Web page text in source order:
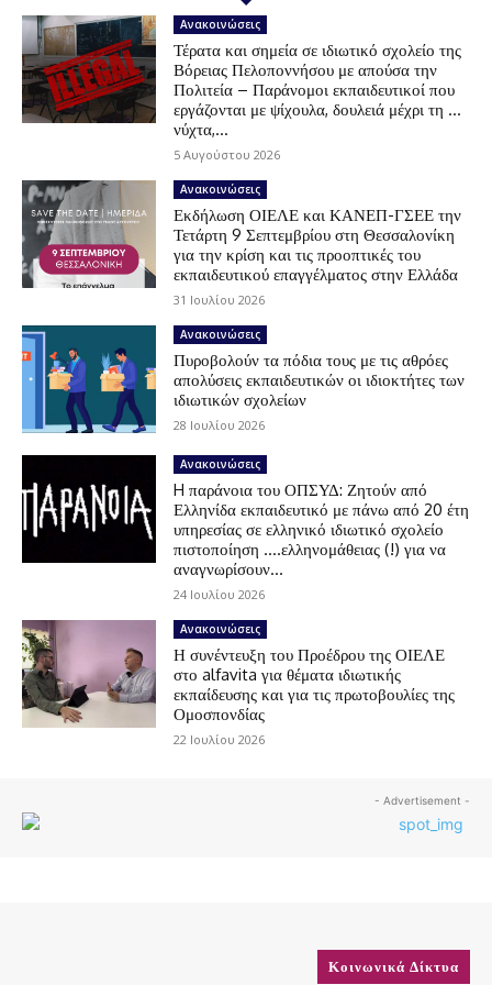
Ανακοινώσεις
Τέρατα και σημεία σε ιδιωτικό σχολείο της
Βόρειας Πελοποννήσου με απούσα την
Πολιτεία – Παράνομοι εκπαιδευτικοί που
εργάζονται με ψίχουλα, δουλειά μέχρι τη …
νύχτα,...
5 Αυγούστου 2026
Ανακοινώσεις
Εκδήλωση ΟΙΕΛΕ και ΚΑΝΕΠ-ΓΣΕΕ την
Τετάρτη 9 Σεπτεμβρίου στη Θεσσαλονίκη
για την κρίση και τις προοπτικές του
εκπαιδευτικού επαγγέλματος στην Ελλάδα
31 Ιουλίου 2026
Ανακοινώσεις
Πυροβολούν τα πόδια τους με τις αθρόες
απολύσεις εκπαιδευτικών οι ιδιοκτήτες των
ιδιωτικών σχολείων
28 Ιουλίου 2026
Ανακοινώσεις
H παράνοια του ΟΠΣΥΔ: Ζητούν από
Ελληνίδα εκπαιδευτικό με πάνω από 20 έτη
υπηρεσίας σε ελληνικό ιδιωτικό σχολείο
πιστοποίηση ….ελληνομάθειας (!) για να
αναγνωρίσουν...
24 Ιουλίου 2026
Ανακοινώσεις
Η συνέντευξη του Προέδρου της ΟΙΕΛΕ
στο alfavita για θέματα ιδιωτικής
εκπαίδευσης και για τις πρωτοβουλίες της
Ομοσπονδίας
22 Ιουλίου 2026
- Advertisement -
Κοινωνικά Δίκτυα